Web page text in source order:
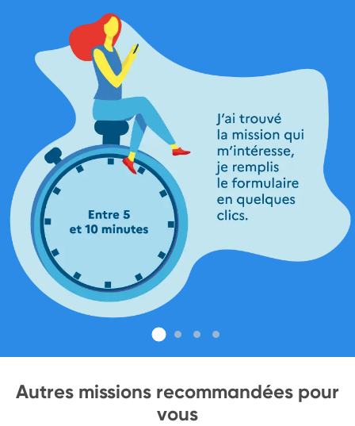
Autres missions recommandées pour
vous